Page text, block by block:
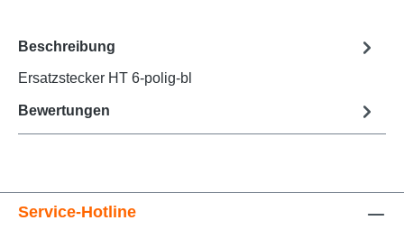
Beschreibung
Ersatzstecker HT 6-polig-bl
Bewertungen
Service-Hotline